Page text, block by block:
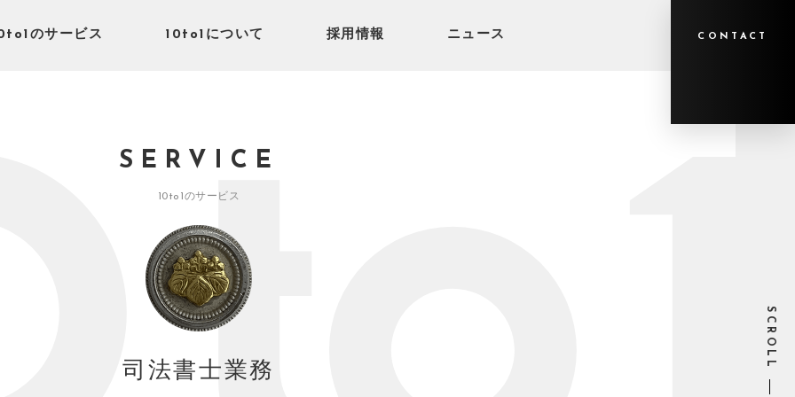
のサービス 10to1について 採用情報 ニュース CONTACT
SERVICE
10to1のサービス
司法書士業務
SCROLL